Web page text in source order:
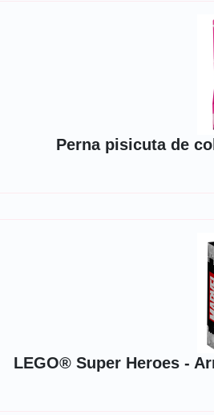
Perna pisicuta de
LEGO® Super Heroes -